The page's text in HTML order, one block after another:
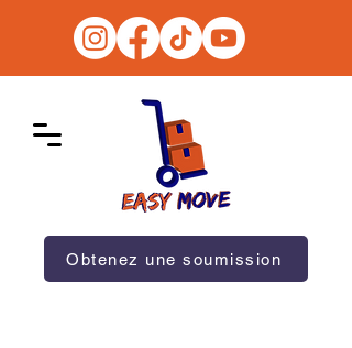
Obtenez une soumission